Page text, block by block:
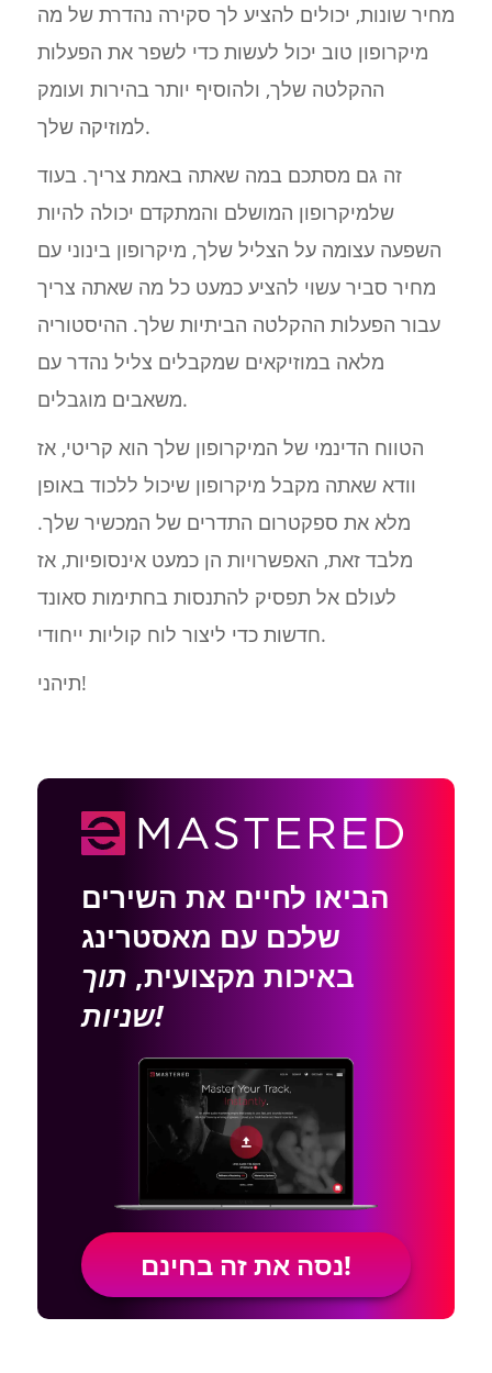
מחיר שונות, יכולים להציע לך סקירה נהדרת של מה
מיקרופון טוב יכול לעשות כדי לשפר את הפעלות
ההקלטה שלך, ולהוסיף יותר בהירות ועומק
למוזיקה שלך.
זה גם מסתכם במה שאתה באמת צריך. בעוד
שלמיקרופון המושלם והמתקדם יכולה להיות
השפעה עצומה על הצליל שלך, מיקרופון בינוני עם
מחיר סביר עשוי להציע כמעט כל מה שאתה צריך
עבור הפעלות ההקלטה הביתיות שלך. ההיסטוריה
מלאה במוזיקאים שמקבלים צליל נהדר עם
משאבים מוגבלים.
הטווח הדינמי של המיקרופון שלך הוא קריטי, אז
וודא שאתה מקבל מיקרופון שיכול ללכוד באופן
מלא את ספקטרום התדרים של המכשיר שלך.
מלבד זאת, האפשרויות הן כמעט אינסופיות, אז
לעולם אל תפסיק להתנסות בחתימות סאונד
חדשות כדי ליצור לוח קוליות ייחודי.
תיהני!
הביאו לחיים את השירים
שלכם עם מאסטרינג
באיכות מקצועית, תוך
שניות!
נסה את זה בחינם!